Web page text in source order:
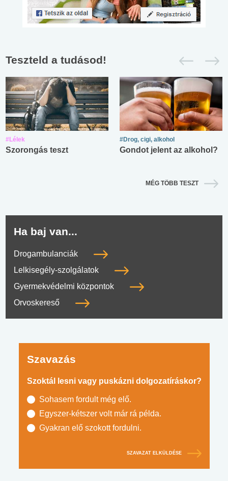
Teszteld a tudásod!
#Lélek
Szorongás teszt
#Drog, cigi, alkohol
Gondot jelent az alkohol?
MÉG TÖBB TESZT
Ha baj van...
Drogambulanciák
Lelkisegély-szolgálatok
Gyermekvédelmi központok
Orvoskereső
Szavazás
Szoktál lesni vagy puskázni dolgozatíráskor?
Sohasem fordult még elő.
Egyszer-kétszer volt már rá példa.
Gyakran elő szokott fordulni.
SZAVAZAT ELKÜLDÉSE